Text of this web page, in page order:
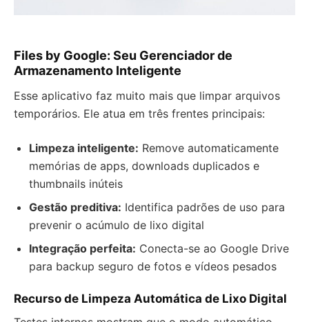
Files by Google: Seu Gerenciador de
Armazenamento Inteligente
Esse aplicativo faz muito mais que limpar arquivos
temporários. Ele atua em três frentes principais:
Limpeza inteligente: Remove automaticamente
memórias de apps, downloads duplicados e
thumbnails inúteis
Gestão preditiva: Identifica padrões de uso para
prevenir o acúmulo de lixo digital
Integração perfeita: Conecta-se ao Google Drive
para backup seguro de fotos e vídeos pesados
Recurso de Limpeza Automática de Lixo Digital